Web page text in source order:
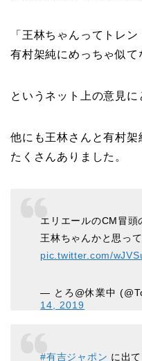
「 王林ちゃんってトレン
有村架純にめっちゃ似て
というネット上の意見に
他にも王林さんと有村
たくさんありました。
エリエールのCM冒頭
王林ちゃんかと思っ
pic.twitter.com/
— とろ@休業中
14, 2019
#有吉ジャポン に出